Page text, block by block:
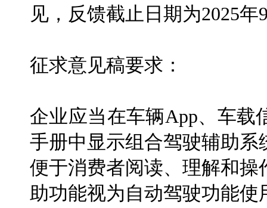
见，反馈截止日期为2025年
征求意见稿要求：
企业应当在车辆App、车载
手册中显示组合驾驶辅助
便于消费者阅读、理解和
助功能视为自动驾驶功能使